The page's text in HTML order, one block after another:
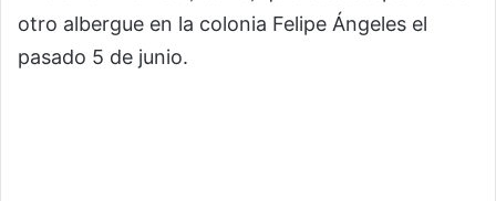
otro albergue en la colonia Felipe Ángeles el
pasado 5 de junio.